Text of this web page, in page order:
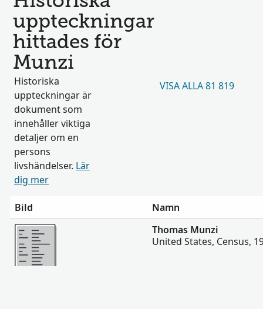
uppteckningar
hittades för
Munzi
Historiska
uppteckningar är
dokument som
innehåller viktiga
detaljer om en
persons
livshändelser. Lär
dig mer
VISA ALLA 81 819
Bild
Namn
Mer
Thomas Munzi
United States, Census,